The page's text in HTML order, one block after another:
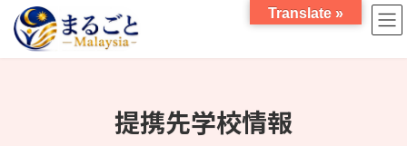
ン
ー
提携先学校情報
Translate »